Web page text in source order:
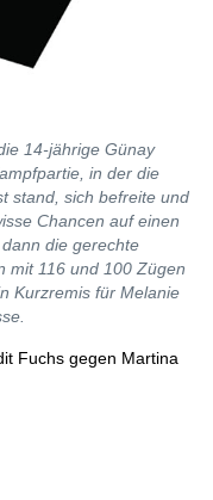
14-jährige Günay
in der die
stand, sich befreite und
Chancen auf einen
die gerechte
mit 116 und 100 Zügen
Kurzremis für Melanie
Fuchs gegen Martina